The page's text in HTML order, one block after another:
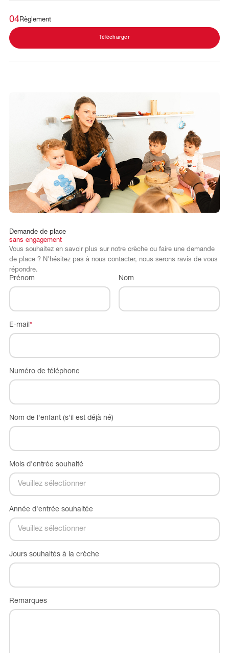
04Règlement
Télécharger
Demande de place
sans engagement
Vous souhaitez en savoir plus sur notre crèche ou faire une demande
de place ? N'hésitez pas à nous contacter, nous serons ravis de vous
répondre.
Prénom Nom
E-mail *
Numéro de téléphone
Nom de l'enfant (s'il est déjà né)
Mois d'entrée souhaité
Année d'entrée souhaitée
Jours souhaités à la crèche
Remarques